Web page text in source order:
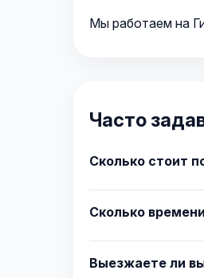
Мы работаем на
Часто
Сколько стоит
Сколько
Выезжаете ли